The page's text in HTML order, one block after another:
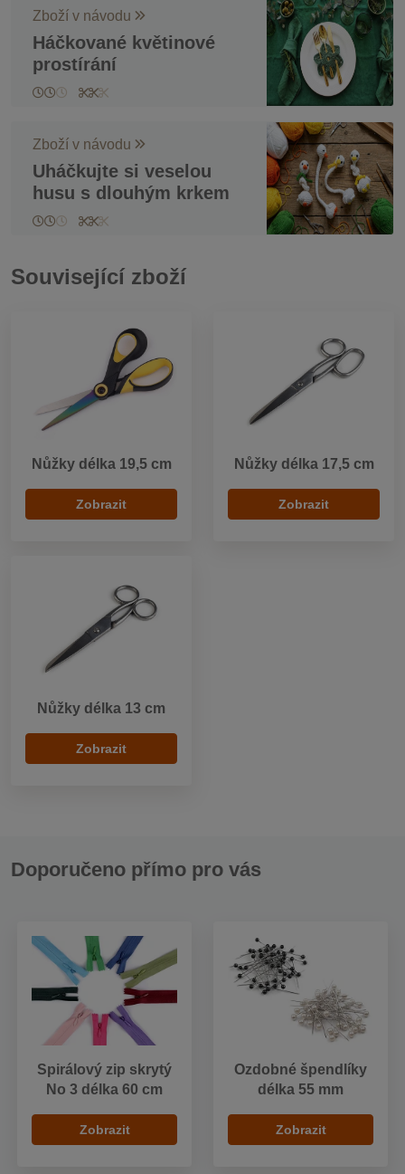
Zboží v návodu
Háčkované květinové
prostírání
Zboží v návodu
Uháčkujte si veselou
husu s dlouhým krkem
Související zboží
Nůžky délka 19,5 cm
Zobrazit
Nůžky délka 17,5 cm
Zobrazit
Nůžky délka 13 cm
Zobrazit
Doporučeno přímo pro vás
Spirálový zip skrytý
No 3 délka 60 cm
Zobrazit
Ozdobné špendlíky
délka 55 mm
Zobrazit